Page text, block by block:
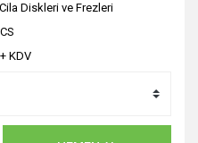
Diskleri ve Frezleri
KDV